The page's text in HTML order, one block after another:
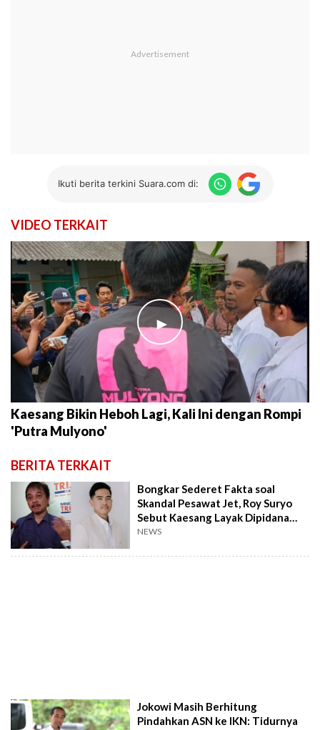
Ikuti berita terkini Suara.com di:
VIDEO TERKAIT
►
Kaesang Bikin Heboh Lagi, Kali Ini dengan Rompi
'Putra Mulyono'
BERITA TERKAIT
Bongkar Sederet Fakta soal
Skandal Pesawat Jet, Roy Suryo
Sebut Kaesang Layak Dipidana
karena Berbohong
NEWS
Jokowi Masih Berhitung
Pindahkan ASN ke IKN: Tidurnya